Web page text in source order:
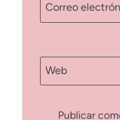
Correo
Web